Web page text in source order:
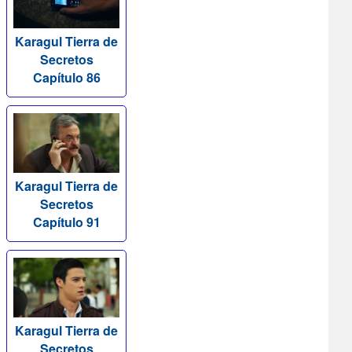
Karagul Tierra de
Secretos
Capítulo 86
Karagul Tierra de
Secretos
Capítulo 91
Karagul Tierra de